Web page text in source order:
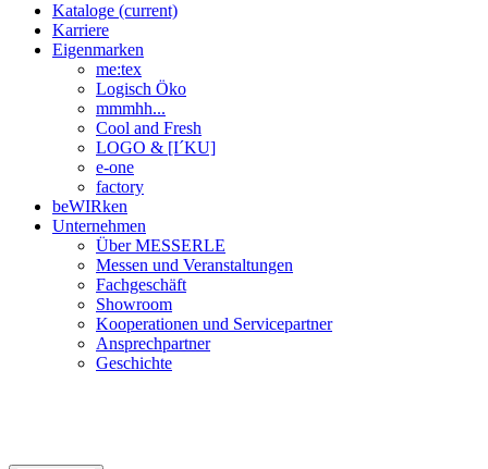
Kataloge (current)
Karriere
Eigenmarken
me:tex
Logisch Öko
mmmhh...
Cool and Fresh
LOGO & [I´KU]
e-one
factory
beWIRken
Unternehmen
Über MESSERLE
Messen und Veranstaltungen
Fachgeschäft
Showroom
Kooperationen und Servicepartner
Ansprechpartner
Geschichte